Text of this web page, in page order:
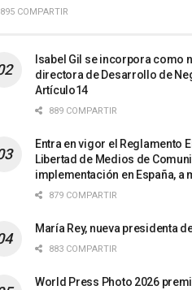
895 COMPARTIR
Isabel Gil se incorpora como
directora de Desarrollo de
Artículo14
889 COMPARTIR
Entra en vigor el Reglamento
Libertad de Medios de
implementación en España, a
879 COMPARTIR
María Rey, nueva presidenta
883 COMPARTIR
World Press Photo 2026